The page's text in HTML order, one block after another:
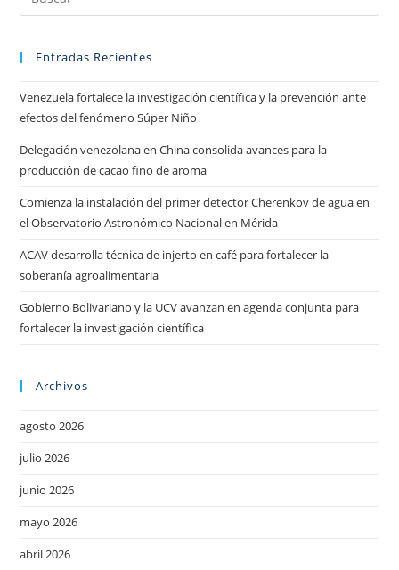
Entradas Recientes
Venezuela fortalece la investigación científica y la prevención ante
efectos del fenómeno Súper Niño
Delegación venezolana en China consolida avances para la
producción de cacao fino de aroma
Comienza la instalación del primer detector Cherenkov de agua en
el Observatorio Astronómico Nacional en Mérida
ACAV desarrolla técnica de injerto en café para fortalecer la
soberanía agroalimentaria
Gobierno Bolivariano y la UCV avanzan en agenda conjunta para
fortalecer la investigación científica
Archivos
agosto 2026
julio 2026
junio 2026
mayo 2026
abril 2026